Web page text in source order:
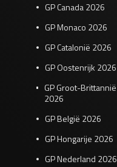
GP Canada 2026
GP Monaco 2026
GP Catalonië 2026
GP Oostenrijk 2026
GP Groot-Brittannië
2026
GP België 2026
GP Hongarije 2026
GP Nederland 2026